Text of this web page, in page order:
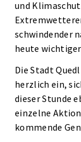
und
schwindender
heute
Die Stadt
herzlich ein,
dieser Stunde
einzelne
kommende